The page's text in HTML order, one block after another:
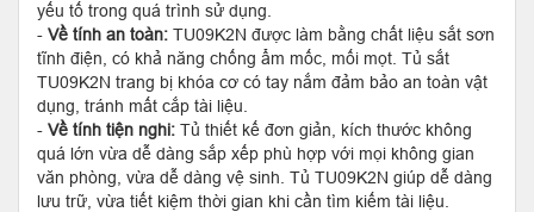
yếu tố trong quá trình sử dụng.
- Về tính an toàn: TU09K2N được làm bằng chất liệu sắt sơn
tĩnh điện, có khả năng chống ẩm mốc, mối mọt. Tủ sắt
TU09K2N trang bị khóa cơ có tay nắm đảm bảo an toàn vật
dụng, tránh mất cắp tài liệu.
- Về tính tiện nghi: Tủ thiết kế đơn giản, kích thước không
quá lớn vừa dễ dàng sắp xếp phù hợp với mọi không gian
văn phòng, vừa dễ dàng vệ sinh. Tủ TU09K2N giúp dễ dàng
lưu trữ, vừa tiết kiệm thời gian khi cần tìm kiếm tài liệu.